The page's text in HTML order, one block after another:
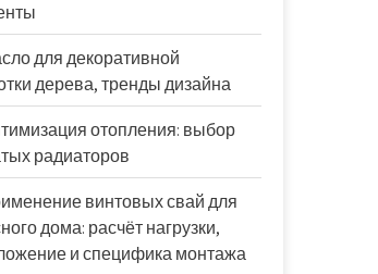
для декоративной
дерева, тренды дизайна
отопления: выбор
радиаторов
винтовых свай для
дома: расчёт нагрузки,
и специфика монтажа